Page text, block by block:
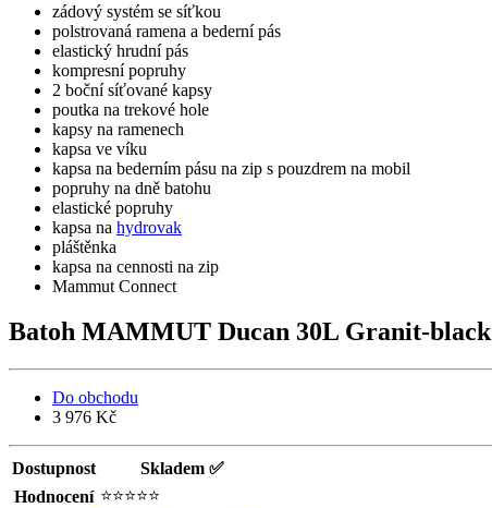
zádový systém se síťkou
polstrovaná ramena a bederní pás
elastický hrudní pás
kompresní popruhy
2 boční síťované kapsy
poutka na trekové hole
kapsy na ramenech
kapsa ve víku
kapsa na bederním pásu na zip s pouzdrem na mobil
popruhy na dně batohu
elastické popruhy
kapsa na hydrovak
pláštěnka
kapsa na cennosti na zip
Mammut Connect
Batoh MAMMUT Ducan 30L Granit-black
Do obchodu
3 976 Kč
Dostupnost
Skladem ✅
Hodnocení ⭐⭐⭐⭐⭐